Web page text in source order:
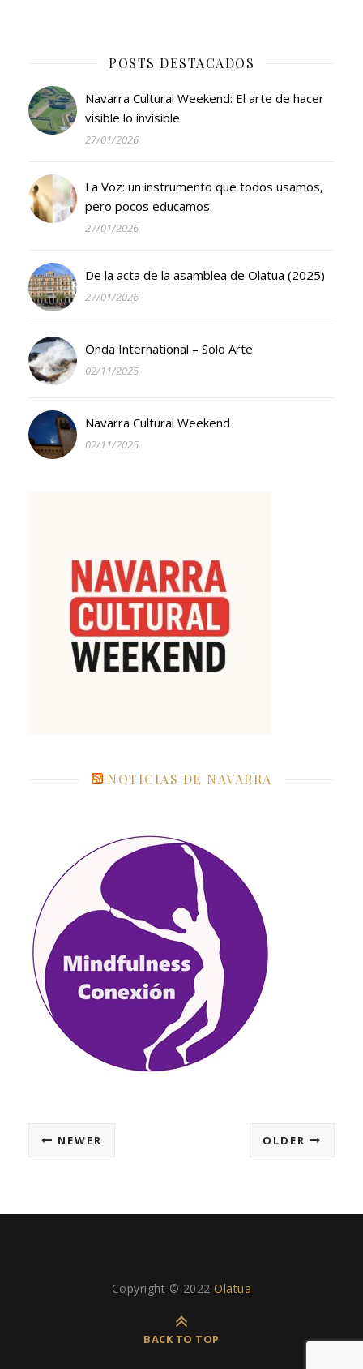
POSTS DESTACADOS
Navarra Cultural Weekend: El arte de hacer
visible lo invisible
27/01/2026
La Voz: un instrumento que todos usamos,
pero pocos educamos
27/01/2026
De la acta de la asamblea de Olatua (2025)
27/01/2026
Onda International – Solo Arte
02/11/2025
Navarra Cultural Weekend
02/11/2025
NOTICIAS DE NAVARRA
OLDER
NEWER
Copyright © 2022Olatua
BACK TO TOP